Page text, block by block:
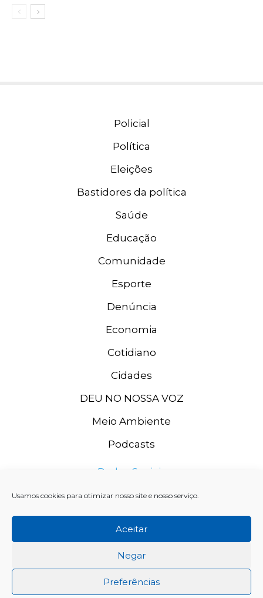
Usamos cookies para otimizar nosso site e nosso serviço.
Aceitar
Negar
Preferências
Policial
Política
Eleições
Bastidores da política
Saúde
Educação
Comunidade
Esporte
Denúncia
Economia
Cotidiano
Cidades
DEU NO NOSSA VOZ
Meio Ambiente
Podcasts
Redes Sociais